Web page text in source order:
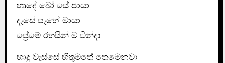
හෘදේ බෝ සේ පායා
දෑසේ පෑහේ මායා
ප්‍රේමේ රහසින් ම වින්දා
හාදු වැස්සේ හිතුමතේ තෙමෙනවා